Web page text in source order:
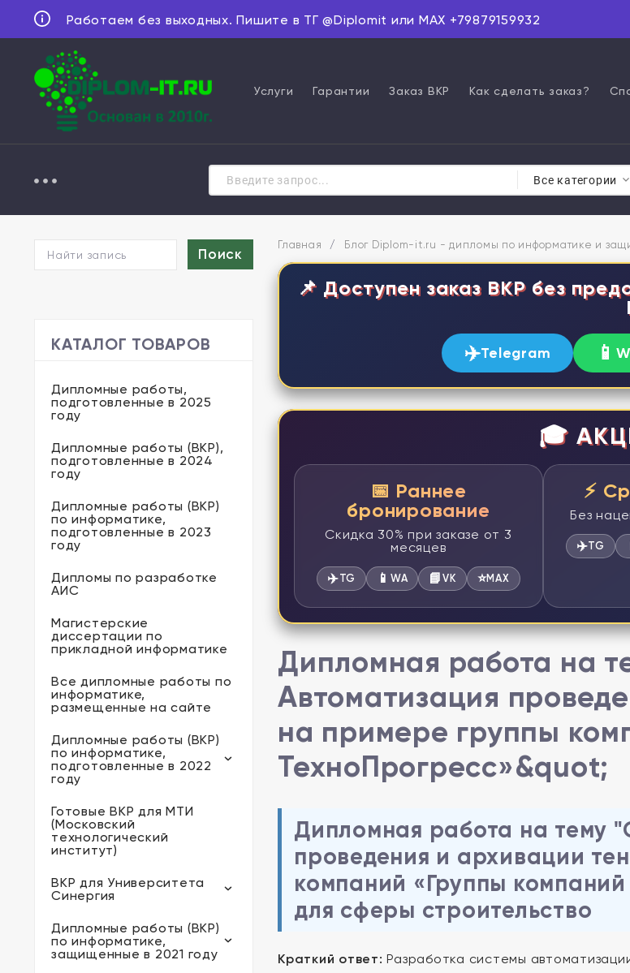
Работаем без выходных. Пишите в ТГ @Diplomit или MAX +79879159932
Услуги Гарантии Заказ ВКР Как сделать заказ?
Все категории
КАТАЛОГ ТОВАРОВ
Дипломные работы,
подготовленные в 2025
году
Дипломные работы (ВКР),
подготовленные в 2024
году
Дипломные работы (ВКР)
по информатике,
подготовленные в 2023
году
Дипломы по разработке
АИС
Магистерские
диссертации по
прикладной информатике
Все дипломные работы по
информатике,
размещенные на сайте
Дипломные работы (ВКР)
по информатике,
подготовленные в 2022
году
Готовые ВКР для МТИ
(Московский
технологический
институт)
ВКР для Университета
Синергия
Дипломные работы (ВКР)
по информатике,
защищенные в 2021 году
Главная / Блог Diplom-it.ru - дипломы по информатике и
📌 Доступен заказ ВКР без
✈️Telegram 📱
🎓
📅 Раннее
бронирование
Скидка 30% при заказе от 3
месяцев
✈️TG 📱 WA 📘VK ⭐MAX
⚡
Без
✈️TG
Дипломная работа на
Автоматизация
на примере группы
ТехноПрогресс»&quot;
Дипломная работа на тему
проведения и архивации
компаний «Группы
для сферы строительство
Краткий ответ: Разработка системы